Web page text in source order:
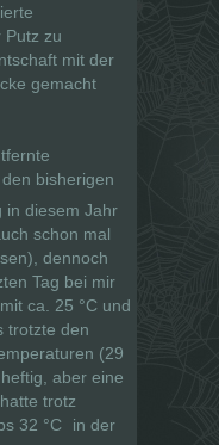
Putz zu
mit der
gemacht
den bisherigen
in diesem Jahr
schon mal
dennoch
Tag bei mir
ca. 25 °C und
trotzte den
(29
aber eine
trotz
32 °C
in der